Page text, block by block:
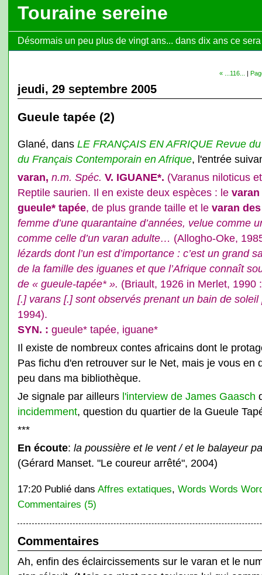
Touraine sereine
Désormais un peu plus de vingt ans... dans dix ans ce
« ...116... |
jeudi, 29 septembre 2005
Gueule tapée (2)
Glané, dans LE FRANÇAIS EN AFRIQUE Revue
du Français Contemporain en Afrique, l'entrée
varan, n.m. Spéc. V. IGUANE*. (Varanus niloticus
Reptile saurien. Il en existe deux espèces : le
gueule* tapée, de plus grande taille et le varan
femme d’une quarantaine d’années, velue comme
comme celle d’un varan adulte… (Allogho-Oke,
lézards dont l’un est d’importance : c’est un grand
de la famille des iguanes et que l’Afrique connaît
de « gueule-tapée* ». (Briault, 1926 in Merlet, 1990
[.] varans [.] sont observés prenant un bain de soleil
1994).
SYN. : gueule* tapée, iguane*
Il existe de nombreux contes africains dont le
Pas fichu d'en retrouver sur le Net, mais je vous en
peu dans ma bibliothèque.
Je signale par ailleurs l'interview de James Gaasch
incidemment, question du quartier de la Gueule
***
En écoute: la poussière et le vent / et le balayeur
(Gérard Manset. "Le coureur arrêté", 2004)
17:20 Publié dans Affres extatiques, Words Words
Commentaires (5)
Commentaires
Ah, enfin des éclaircissements sur le varan et le